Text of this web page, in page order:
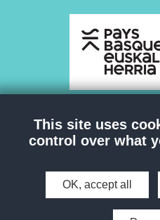
This site uses
control over what
OK, accept all